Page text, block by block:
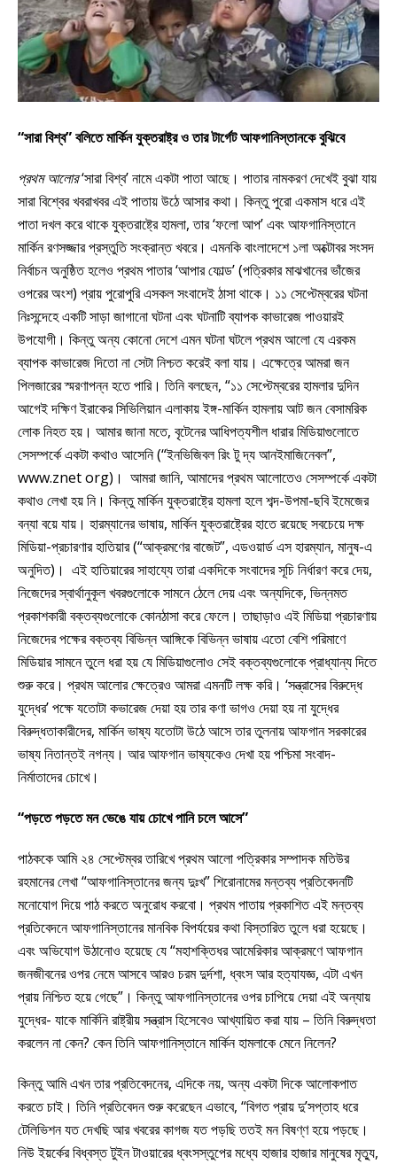
“সারা বিশ্ব”বলিতে মার্কিন যুক্তরাষ্ট্র ও তার টার্গেট আফগানিস্তানকে বুঝিবে
প্রথম আলোর‘সারা বিশ্ব’ নামে একটা পাতা আছে। পাতার নামকরণ দেখেই বুঝা যায়
সারা বিশ্বের খবরাখবর এই পাতায় উঠে আসার কথা। কিন্তু পুরো একমাস ধরে এই
পাতা দখল করে থাকে যুক্তরাষ্ট্রে হামলা, তার ‘ফলো আপ’ এবং আফগানিস্তানে
মার্কিন রণসজ্জার প্রস্তুতি সংক্রান্ত খবরে। এমনকি বাংলাদেশে ১লা অক্টোবর সংসদ
নির্বাচন অনুষ্ঠিত হলেও প্রথম পাতার ‘আপার ফোল্ড’ (পত্রিকার মাঝখানের ভাঁজের
ওপরের অংশ) প্রায় পুরোপুরি এসকল সংবাদেই ঠাসা থাকে। ১১ সেপ্টেম্বরের ঘটনা
নিঃসন্দেহে একটি সাড়া জাগানো ঘটনা এবং ঘটনাটি ব্যাপক কাভারেজ পাওয়ারই
উপযোগী। কিন্তু অন্য কোনো দেশে এমন ঘটনা ঘটলে প্রথম আলো যে এরকম
ব্যাপক কাভারেজ দিতো না সেটা নিশ্চত করেই বলা যায়। এক্ষেত্রে আমরা জন
পিলজারের স্মরণাপন্ন হতে পারি। তিনি বলছেন, “১১ সেপ্টেম্বরের হামলার দুদিন
আগেই দক্ষিণ ইরাকের সিভিলিয়ান এলাকায় ইঙ্গ-মার্কিন হামলায় আট জন বেসামরিক
লোক নিহত হয়। আমার জানা মতে, বৃটেনের আধিপত্যশীল ধারার মিডিয়াগুলোতে
সেসম্পর্কে একটা কথাও আসেনি (“ইনভিজিবল রিং টু দ্য আনইমাজিনেবল”,
www.znet org)। আমরা জানি, আমাদের প্রথম আলোতেও সেসম্পর্কে একটা
কথাও লেখা হয় নি। কিন্তু মার্কিন যুক্তরাষ্ট্রে হামলা হলে শব্দ-উপমা-ছবি ইমেজের
বন্যা বয়ে যায়। হারম্যানের ভাষায়, মার্কিন যুক্তরাষ্ট্রের হাতে রয়েছে সবচেয়ে দক্ষ
মিডিয়া-প্রচারণার হাতিয়ার (“আক্রমণের বাজেট”, এডওয়ার্ড এস হারম্যান, মানুষ-এ
অনুদিত)। এই হাতিয়ারের সাহায্যে তারা একদিকে সংবাদের সূচি নির্ধারণ করে দেয়,
নিজেদের স্বার্থানুকূল খবরগুলোকে সামনে ঠেলে দেয় এবং অন্যদিকে, ভিন্নমত
প্রকাশকারী বক্তব্যগুলোকে কোনঠাসা করে ফেলে। তাছাড়াও এই মিডিয়া প্রচারণায়
নিজেদের পক্ষের বক্তব্য বিভিন্ন আঙ্গিকে বিভিন্ন ভাষায় এতো বেশি পরিমাণে
মিডিয়ার সামনে তুলে ধরা হয় যে মিডিয়াগুলোও সেই বক্তব্যগুলোকে প্রাধ্যান্য দিতে
শুরু করে। প্রথম আলোর ক্ষেত্রেও আমরা এমনটি লক্ষ করি। ‘সন্ত্রাসের বিরুদ্ধে
যুদ্ধের’ পক্ষে যতোটা কভারেজ দেয়া হয় তার কণা ভাগও দেয়া হয় না যুদ্ধের
বিরুদ্ধতাকারীদের, মার্কিন ভাষ্য যতোটা উঠে আসে তার তুলনায় আফগান সরকারের
ভাষ্য নিতান্তই নগন্য। আর আফগান ভাষ্যকেও দেখা হয় পশ্চিমা সংবাদ-
নির্মাতাদের চোখে।
“পড়তে পড়তে মন ভেঙে যায় চোখে পানি চলে আসে”
পাঠককে আমি ২৪ সেপ্টেম্বর তারিখে প্রথম আলো পত্রিকার সম্পাদক মতিউর
রহমানের লেখা “আফগানিস্তানের জন্য দুঃখ” শিরোনামের মন্তব্য প্রতিবেদনটি
মনোযোগ দিয়ে পাঠ করতে অনুরোধ করবো। প্রথম পাতায় প্রকাশিত এই মন্তব্য
প্রতিবেদনে আফগানিস্তানের মানবিক বিপর্যয়ের কথা বিস্তারিত তুলে ধরা হয়েছে।
এবং অভিযোগ উঠানোও হয়েছে যে “মহাশক্তিধর আমেরিকার আক্রমণে আফগান
জনজীবনের ওপর নেমে আসবে আরও চরম দুর্দশা, ধ্বংস আর হত্যাযজ্ঞ, এটা এখন
প্রায় নিশ্চিত হয়ে গেছে”। কিন্তু আফগানিস্তানের ওপর চাপিয়ে দেয়া এই অন্যায়
যুদ্ধের- যাকে মার্কিনি রাষ্ট্রীয় সন্ত্রাস হিসেবেও আখ্যায়িত করা যায় – তিনি বিরুদ্ধতা
করলেন না কেন? কেন তিনি আফগানিস্তানে মার্কিন হামলাকে মেনে নিলেন?
কিন্তু আমি এখন তার প্রতিবেদনের, এদিকে নয়, অন্য একটা দিকে আলোকপাত
করতে চাই। তিনি প্রতিবেদন শুরু করেছেন এভাবে, “বিগত প্রায় দু’সপ্তাহ ধরে
টেলিভিশন যত দেখছি আর খবরের কাগজ যত পড়ছি ততই মন বিষণ্ণ হয়ে পড়ছে।
নিউ ইয়র্কের বিধ্বস্ত টুইন টাওয়ারের ধ্বংসস্তুপের মধ্যে হাজার হাজার মানুষের মৃত্যু,